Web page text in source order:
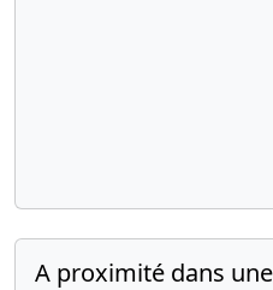
A proximité dans